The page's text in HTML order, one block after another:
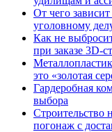
От чего
уголовному
Как не
при заказе 3D-
это «золотая
Гардеробная
выбора
Строительство
погонаж с